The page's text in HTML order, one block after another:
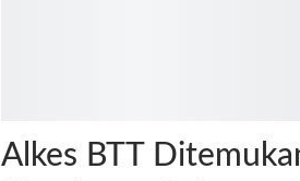
Alkes BTT